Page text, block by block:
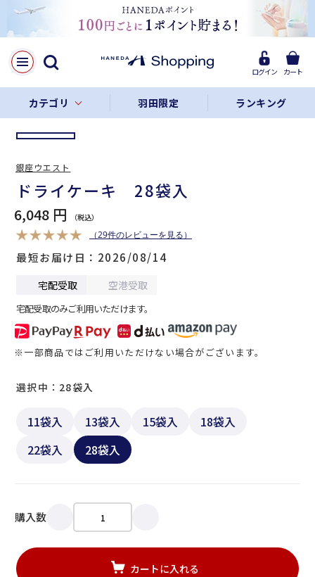
ログイン カート
カテゴリ 羽田限定 ランキング
LINE
Facebook
リンクをコピー
ドライケーキ 28袋入
6,048 円
（29件のレビューを見る）
最短お届け日 2026/08/14
宅配受取 空港受取
宅配受取のみご利用いただけます。
※一部商品ではご利用いただけない場合がございます。
11袋入 13袋入 15袋入
18袋入
22袋入
28袋入
選択中：28袋入
購入数
カートに入れる
銀座ウエスト